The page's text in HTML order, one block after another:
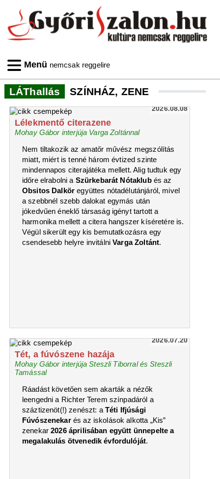
Menü nemcsak reggelire
LÁThallás SZÍNHÁZ, ZENE
2026.08.08
Lélekmentő citerazene
Mohay Gábor interjúja Varga Zoltánnal
Nem tiltakozik az amatőr művész megszólítás
miatt, miért is tenné három évtized szinte
mindennapos citerajátéka mellett. Alig tudtuk egy
időre elrabolni a Szürkebarát Nótaklubés az
Obsitos Dalköregyüttes nótadélutánjáról, mivel
a szebbnél szebb dalokat egymás után
jókedvűen éneklő társaság igényt tartott a
harmonika mellett a citera hangszer kíséretére is.
Végül sikerült egy kis bemutatkozásra egy
csendesebb helyre invitálniVarga Zoltánt.
2026.07.20
Tét, a fúvószene hazája
Mohay Gábor interjúja Steszli Tiborral és Steszli
Tamással
Ráadást követően sem akarták a nézők
leengedni a Richter Terem színpadáról a
száztizenöt(!) zenészt: a Téti Ifjúsági
Fúvószenekarés az iskolások alkotta „Kis”
zenekar2026 áprilisában együtt ünnepelte a
megalakulás ötvenedik évfordulóját.